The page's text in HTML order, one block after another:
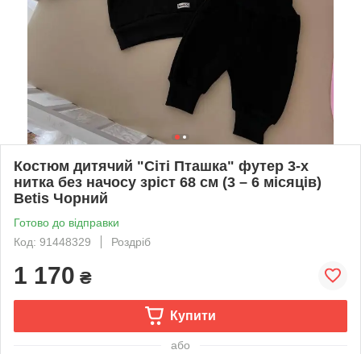
Костюм дитячий "Сіті Пташка" футер 3-х
нитка без начосу зріст 68 см (3 – 6 місяців)
Betis Чорний
Готово до відправки
Код: 91448329
Роздріб
1 170 ₴
Купити
або